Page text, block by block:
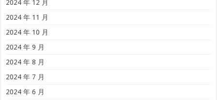
2024 年 12 月
2024 年 11 月
2024 年 10 月
2024 年 9 月
2024 年 8 月
2024 年 7 月
2024 年 6 月